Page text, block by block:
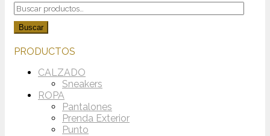
Buscar
por:
Buscar
PRODUCTOS
CALZADO
Sneakers
ROPA
Pantalones
Prenda Exterior
Punto